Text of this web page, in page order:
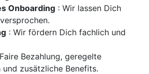
Onboarding : Wir lassen Dich
: Wir fördern Dich fachlich und
Bezahlung, geregelte
zusätzliche Benefits.